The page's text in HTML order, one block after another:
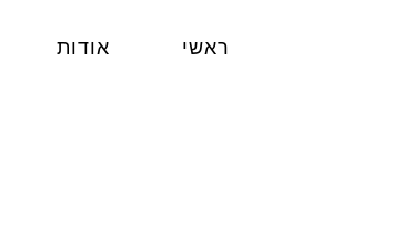
אודות ראשי